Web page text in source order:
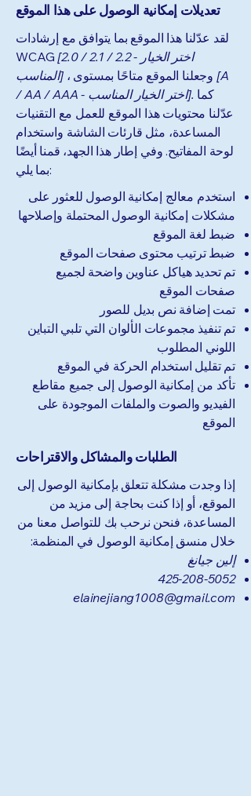
تعديلات إمكانية الوصول على هذا الموقع
لقد عدّلنا هذا الموقع بما يتوافق مع إرشادات
WCAG[2.0 / 2.1 / 2.2 - اختر الخيار
المناسب]
[A
/ AA / AAA - اختر الخيار المناسب].
عدّلنا محتويات هذا الموقع للعمل مع التقنيات
المساعدة، مثل قارئات الشاشة واستخدام
لوحة المفاتيح. وفي إطار هذا الجهد، قمنا أيضًا
بما يلي:
استخدم معالج إمكانية الوصول للعثور على
مشكلات إمكانية الوصول المحتملة وإصلاحها
ضبط لغة الموقع
ضبط ترتيب محتوى صفحات الموقع
تم تحديد هياكل عناوين واضحة لجميع
صفحات الموقع
تمت إضافة نص بديل للصور
تم تنفيذ مجموعات الألوان التي تلبي التباين
اللوني المطلوب
تم تقليل استخدام الحركة في الموقع
تأكد من إمكانية الوصول إلى جميع مقاطع
الفيديو والصوت والملفات الموجودة على
الموقع
الطلبات والمشاكل والاقتراحات
إذا وجدت مشكلة تتعلق بإمكانية الوصول إلى
الموقع، أو إذا كنت بحاجة إلى مزيد من
المساعدة، فنحن نرحب بك للتواصل معنا من
خلال منسق إمكانية الوصول في المنظمة:
إلين جيانغ
425-208-5052
elainejiang1008@gmail.com